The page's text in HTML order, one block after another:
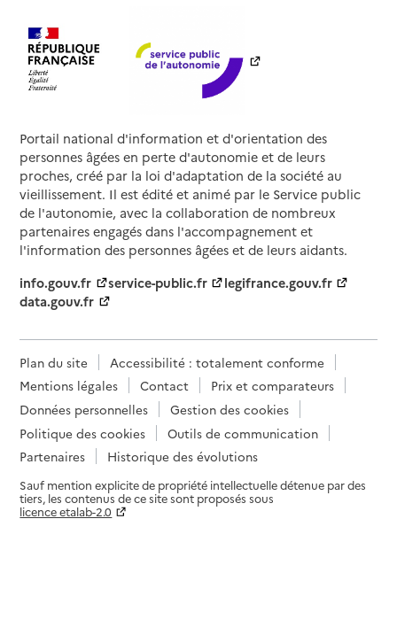
Portail national d'information et d'orientation des
personnes âgées en perte d'autonomie et de leurs
proches, créé par la loi d'adaptation de la société au
vieillissement. Il est édité et animé par le Service public
de l'autonomie, avec la collaboration de nombreux
partenaires engagés dans l'accompagnement et
l'information des personnes âgées et de leurs aidants.
info.gouv.fr
service-public.fr
legifrance.gouv.fr
data.gouv.fr
Plan du site
Accessibilité : totalement conforme
Mentions légales
Contact
Prix et comparateurs
Données personnelles
Gestion des cookies
Politique des cookies
Outils de communication
Partenaires
Historique des évolutions
Sauf mention explicite de propriété intellectuelle détenue par des
tiers, les contenus de ce site sont proposés sous
licence etalab-2.0